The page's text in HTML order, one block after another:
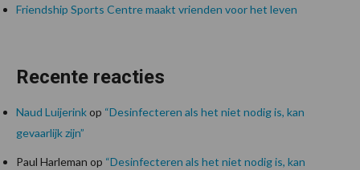
Friendship Sports Centre maakt vrienden voor het leven
Recente reacties
Naud Luijerinkop “Desinfecteren als het niet nodig is, kan
gevaarlijk zijn”
Paul Harleman op “Desinfecteren als het niet nodig is, kan